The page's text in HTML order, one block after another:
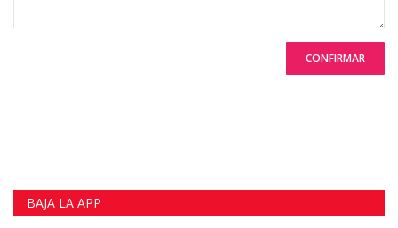
CONFIRMAR
BAJA LA APP